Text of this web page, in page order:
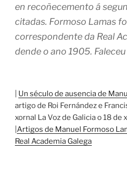
en recoñecemento á
citadas. Formoso Lamas
correspondente da Real
dende o ano 1905.
Un século de ausencia de
artigo de Roi Fernández e
xornal La Voz de Galicia o 18 de
Artigos de Manuel Formoso
Real Academia Galega